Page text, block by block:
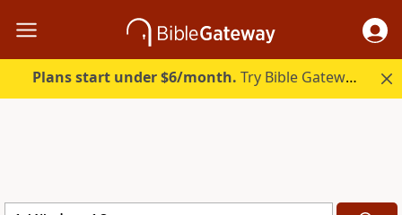
Plans start under $6/month. Try Bible Gateway Plus.